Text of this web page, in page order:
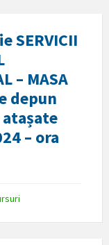
SERVICII
– MASA
depun
– ora